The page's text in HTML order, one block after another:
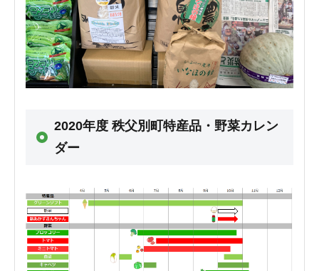
2020年度 秩父別町特産品・野菜カレン
ダー